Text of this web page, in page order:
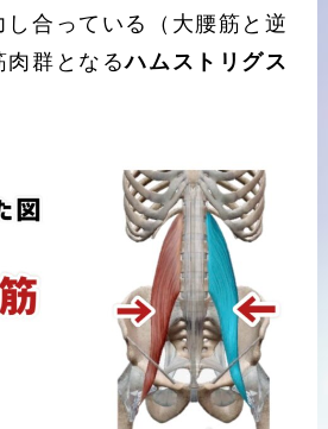
合っている（大腰筋と逆
肉群となるハムストリグス